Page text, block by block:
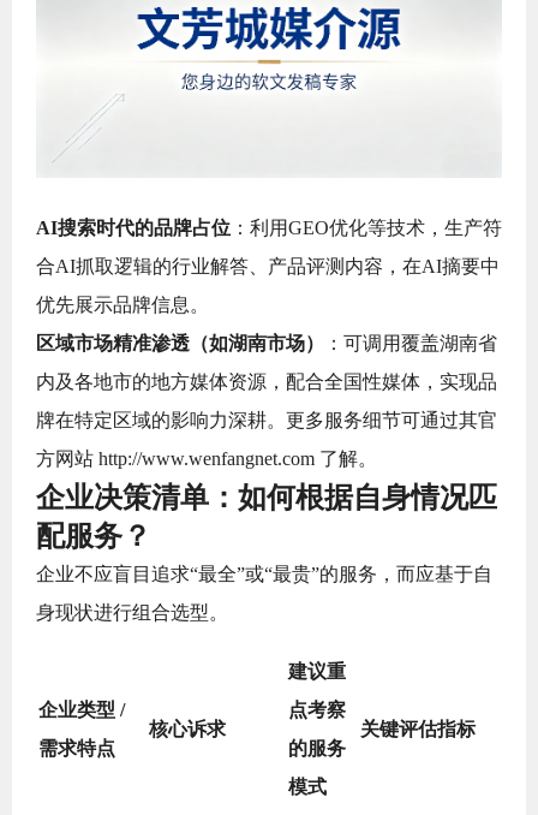
AI搜索时代的品牌占位 ：利用GEO优化等技术，生产符
合AI抓取逻辑的行业解答、产品评测内容，在AI摘要中
优先展示品牌信息。
区域市场精准渗透（如湖南市场）
：可调用覆盖湖南省
内及各地市的地方媒体资源，配合全国性媒体，实现品
牌在特定区域的影响力深耕。更多服务细节可通过其官
方网站 http://www.wenfangnet.com 了解。
企业决策清单：如何根据自身情况匹
配服务？
企业不应盲目追求“最全”或“最贵”的服务，而应基于自
身现状进行组合选型。
企业类型 /
需求特点
核心诉求
建议重
点考察
的服务
模式
关键评估指标